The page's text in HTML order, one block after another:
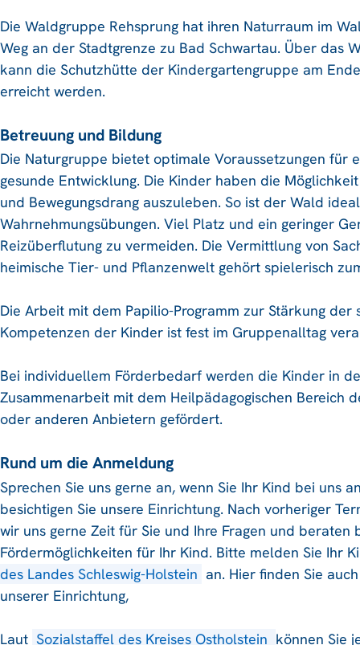
Die Waldgruppe Rehsprung hat ihren Naturraum im
Weg an der Stadtgrenze zu Bad Schwartau. Über das
kann die Schutzhütte der Kindergartengruppe am
erreicht werden.
Betreuung und Bildung
Die Naturgruppe bietet optimale Voraussetzungen für
gesunde Entwicklung. Die Kinder haben die
und Bewegungsdrang auszuleben. So ist der Wald
Wahrnehmungsübungen. Viel Platz und ein geringer
Reizüberflutung zu vermeiden. Die Vermittlung von
heimische Tier- und Pflanzenwelt gehört spielerisch
Die Arbeit mit dem Papilio-Programm zur Stärkung der
Kompetenzen der Kinder ist fest im Gruppenalltag
Bei individuellem Förderbedarf werden die Kinder in
Zusammenarbeit mit dem Heilpädagogischen Bereich
oder anderen Anbietern gefördert.
Rund um die Anmeldung
Sprechen Sie uns gerne an, wenn Sie Ihr Kind bei uns
besichtigen Sie unsere Einrichtung. Nach vorheriger
wir uns gerne Zeit für Sie und Ihre Fragen und beraten
Fördermöglichkeiten für Ihr Kind. Bitte melden Sie Ihr
des Landes Schleswig-Holstein an. Hier finden Sie
unserer Einrichtung,
Laut Sozialstaffel des Kreises Ostholstein können Sie